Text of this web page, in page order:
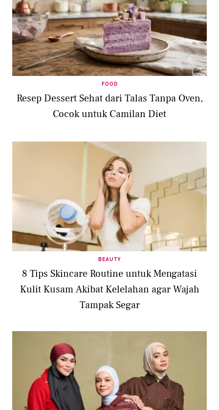
FOOD
Resep Dessert Sehat dari Talas Tanpa Oven,
Cocok untuk Camilan Diet
BEAUTY
8 Tips Skincare Routine untuk Mengatasi
Kulit Kusam Akibat Kelelahan agar Wajah
Tampak Segar